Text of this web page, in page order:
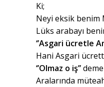
Ki;
Neyi eksik benim
Lüks arabayı
‘’Asgari ücretle
Hani Asgari
‘’Olmaz o iş’’
Aralarında